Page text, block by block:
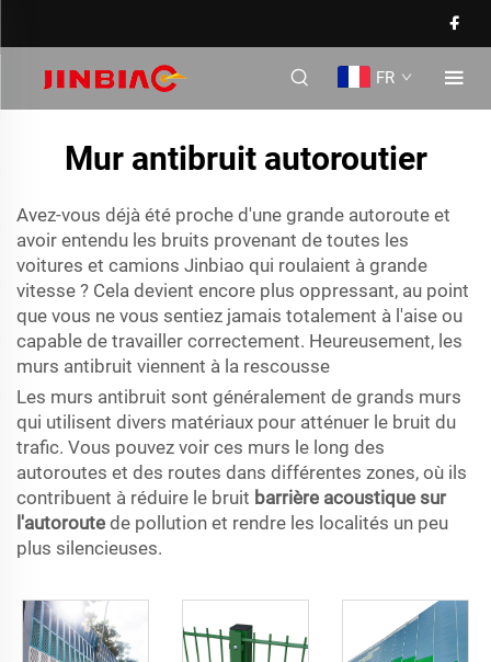
FR
Mur antibruit autoroutier
Avez-vous déjà été proche d'une grande autoroute et
avoir entendu les bruits provenant de toutes les
voitures et camions Jinbiao qui roulaient à grande
vitesse ? Cela devient encore plus oppressant, au point
que vous ne vous sentiez jamais totalement à l'aise ou
capable de travailler correctement. Heureusement, les
murs antibruit viennent à la rescousse
Les murs antibruit sont généralement de grands murs
qui utilisent divers matériaux pour atténuer le bruit du
trafic. Vous pouvez voir ces murs le long des
autoroutes et des routes dans différentes zones, où ils
contribuent à réduire le bruit barrière acoustique sur
l'autoroute de pollution et rendre les localités un peu
plus silencieuses.